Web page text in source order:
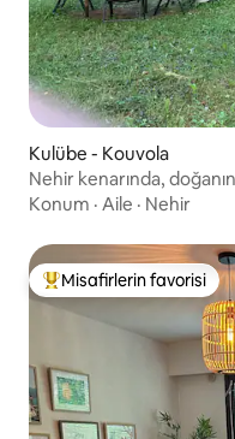
Kulübe - Kouvola
Nehir kenarında,
Konum · Aile · Nehir
Misafirlerin
Misafirlerin favorisi